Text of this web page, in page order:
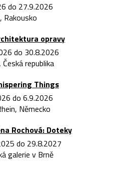
do 27.9.2026
Rakousko
opravy
do 30.8.2026
republika
Things
do 6.9.2026
Německo
Rochová: Doteky
do 29.8.2027
galerie v Brně